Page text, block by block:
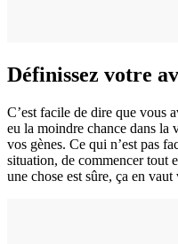
Définissez votre
C’est facile de dire que vous
eu la moindre chance dans la
vos gènes. Ce qui n’est pas
situation, de commencer tout
une chose est sûre, ça en